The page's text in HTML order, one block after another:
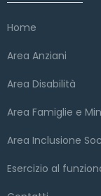
Home
Area Anziani
Area Disabilità
Area Famiglie e
Area Inclusione
Esercizio al